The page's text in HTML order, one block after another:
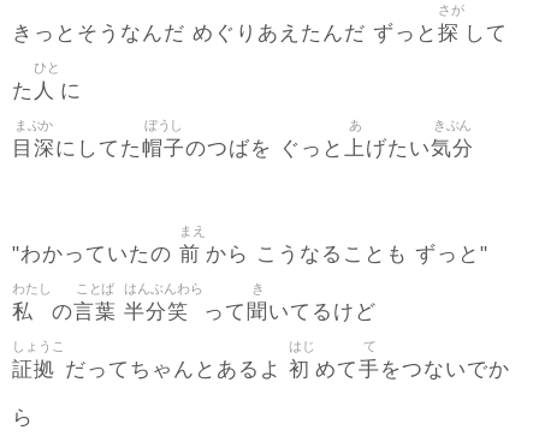
きっとそうなんだ めぐりあえたんだ ずっと 探
さが
して
た 人
ひと
に
目深
まぶか
にしてた帽子
ぼうし
のつばを ぐっと 上
あ
げたい気分
きぶん
"わかっていたの 前
まえ
から こうなることも ずっと"
私
わたし
の言葉
ことば
半分笑
はんぶんわら
って 聞
き
いてるけど
証拠
しょうこ
だってちゃんとあるよ 初
はじ
めて手
て
をつないでか
ら